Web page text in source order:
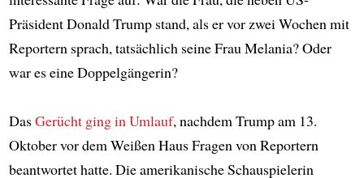
Präsident Donald Trump stand, als er vor zwei Wochen mit
Reportern sprach, tatsächlich seine Frau Melania? Oder
war es eine Doppelgängerin?
DasGerücht ging in Umlauf, nachdem Trump am 13.
Oktober vor dem Weißen Haus Fragen von Reportern
beantwortet hatte. Die amerikanische Schauspielerin